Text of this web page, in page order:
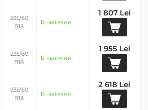
235/60
R18
В наличии
1 807 Lei
235/60
R18
В наличии
1 955 Lei
235/60
R18
В наличии
2 618 Lei